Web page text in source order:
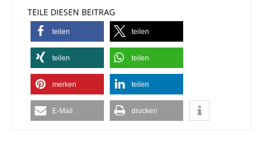
TEILE DIESEN BEITRAG
teilen teilen
teilen teilen
merken teilen
E-Mail drucken